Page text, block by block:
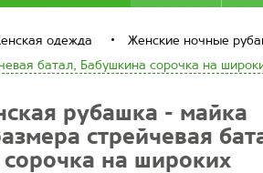
одежда Женские ночные
батал, Бабушкина сорочка на
рубашка - майка
стрейчевая
на широких